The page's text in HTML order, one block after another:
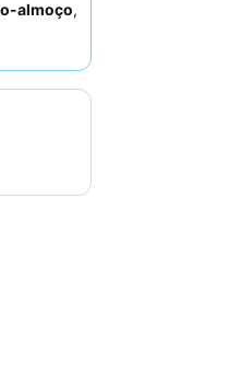
almoço,
quarto